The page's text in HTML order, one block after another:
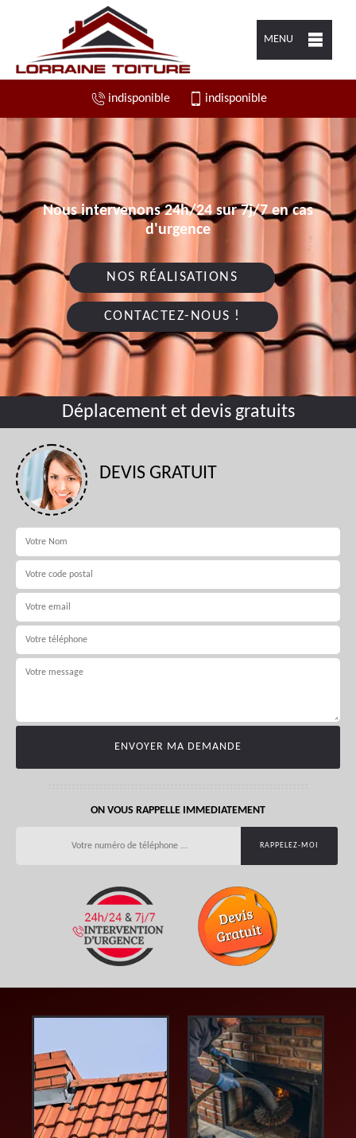
MENU
indisponible indisponible
Nous intervenons 24h/24 sur 7j/7 en cas
d'urgence
NOS RÉALISATIONS
CONTACTEZ-NOUS !
Déplacement et devis gratuits
DEVIS GRATUIT
ON VOUS RAPPELLE IMMEDIATEMENT